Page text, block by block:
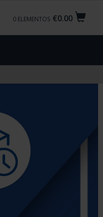
€0.00
0 ELEMENTOS